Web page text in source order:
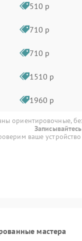
510 р
710 р
710 р
1510 р
1960 р
ориентировочные,
ваше
мастера